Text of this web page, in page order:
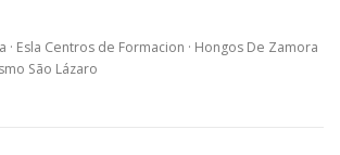
Esla Centros de Formacion · Hongos De Zamora
São Lázaro